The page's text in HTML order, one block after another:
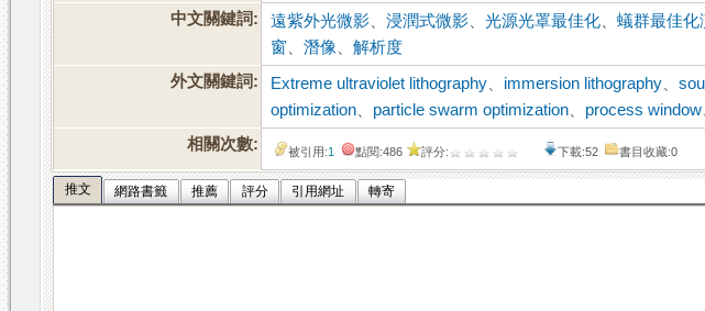
中文關鍵詞:
遠紫外光微影 、浸潤式微影 、光源光罩最佳化 、蟻群最佳化
窗 、潛像 、解析度
外文關鍵詞:
Extreme ultraviolet lithography immersion lithography 、
optimization
particle swarm optimization process window
相關次數:
被引用:1 點閱:486 評分: 下載:52 書目收藏:0
推文 網路書籤 推薦 評分 引用網址 轉寄